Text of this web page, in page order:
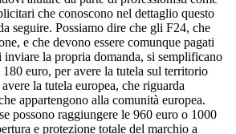
che conoscono nel dettaglio questo
seguire. Possiamo dire che gli F24, che
e che devono essere comunque pagati
la propria domanda, si semplificano
euro, per avere la tutela sul territorio
la tutela europea, che riguarda
appartengono alla comunità europea.
possono raggiungere le 960 euro o 1000
e protezione totale del marchio a